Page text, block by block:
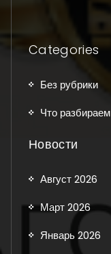
Categories
Без рубрики
Что разбираем
Новости
Август 2026
Март 2026
Январь 2026